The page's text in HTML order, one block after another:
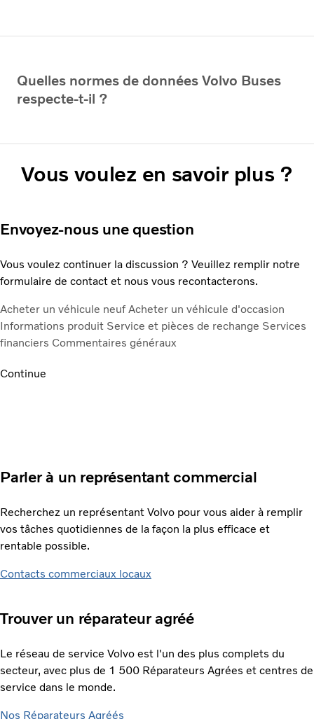
Quelles normes de données Volvo Buses
respecte-t-il ?
Vous voulez en savoir plus ?
Envoyez-nous une question
Vous voulez continuer la discussion ? Veuillez remplir notre
formulaire de contact et nous vous recontacterons.
Acheter un véhicule neufAcheter un véhicule d'occasion
Informations produit Service et pièces de rechange Services
financiers Commentaires généraux
Continue
Parler à un représentant commercial
Recherchez un représentant Volvo pour vous aider à remplir
vos tâches quotidiennes de la façon la plus efficace et
rentable possible.
Contacts commerciaux locaux
Trouver un réparateur agréé
Le réseau de service Volvo est l'un des plus complets du
secteur, avec plus de 1 500 Réparateurs Agrées et centres de
service dans le monde.
Nos Réparateurs Agréés